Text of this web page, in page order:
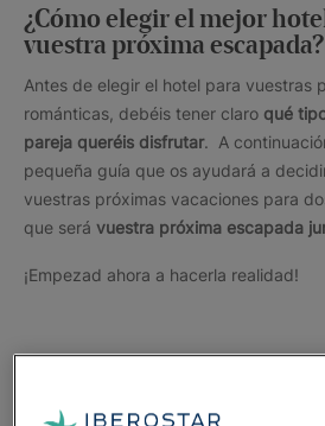
¿Cómo elegir el mejor
vuestra próxima escapada?
Antes de elegir el hotel para vuestras
románticas, debéis tener claro qué
pareja queréis disfrutar. A
pequeña guía que os ayudará a
vuestras próximas vacaciones para
que será vuestra próxima escapada
¡Empezad ahora a hacerla realidad!
vivir?